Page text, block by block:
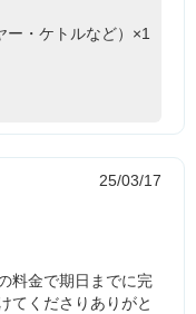
・ケトルなど）×1
25/03/17
料金で期日までに完
てくださりありがと